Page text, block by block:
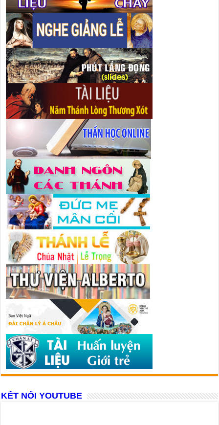
KẾT NỐI YOUTUBE